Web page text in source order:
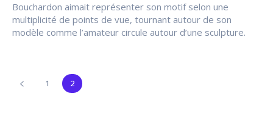
Bouchardon aimait représenter son motif selon une
multiplicité de points de vue, tournant autour de son
modèle comme l’amateur circule autour d’une sculpture.
1 2